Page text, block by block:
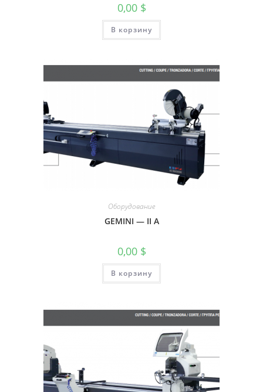
0,00 $
В корзину
Оборудование
GEMINI — II A
0,00 $
В корзину